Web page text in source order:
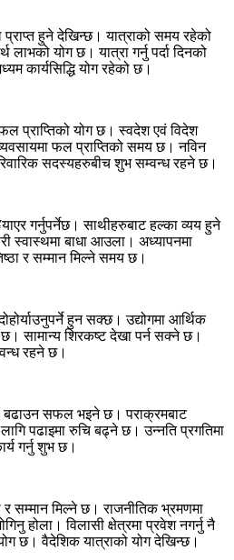
प्राप्त हुने देखिन्छ। यात्राको समय रहेको
लाभको योग छ। यात्रा गर्नु पर्दा दिनको
कार्यसिद्धि योग रहेको छ।
फल प्राप्तिको योग छ। स्वदेश एवं विदेश
फल प्राप्तिको समय छ। नविन
सदस्यहरुबीच शुभ सम्वन्ध रहने छ।
गर्नुपर्नेछ। साथीहरुबाट हल्का व्यय हुने
स्वास्थमा बाधा आउला। अध्यापनमा
र सम्मान मिल्ने समय छ।
हुन सक्छ। उद्योगमा आर्थिक
छ। सामान्य शिरकष्ट देखा पर्न सक्ने छ।
रहने छ।
बढाउन सफल भइने छ। पराक्रमबाट
पढाइमा रुचि बढ्ने छ। उन्नति प्रगतिमा
गर्नु शुभ छ।
र सम्मान मिल्ने छ। राजनीतिक भ्रमणमा
होला। विलासी क्षेत्रमा प्रवेश नगर्नु नै
छ। वैदेशिक यात्राको योग देखिन्छ।